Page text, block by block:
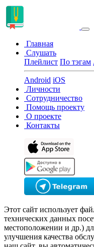
Главная
Слушать
Плейлист По тэгам
Android iOS
Личности
Сотрудничество
Помощь проекту
О проекте
Контакты
Этот сайт использует
технических данных
местоположении и др.)
улучшения качества